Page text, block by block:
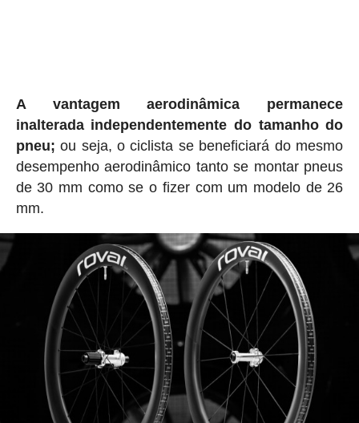
A vantagem aerodinâmica permanece
inalterada independentemente do tamanho do
pneu; ou seja, o ciclista se beneficiará do mesmo
desempenho aerodinâmico tanto se montar pneus
de 30 mm como se o fizer com um modelo de 26
mm.